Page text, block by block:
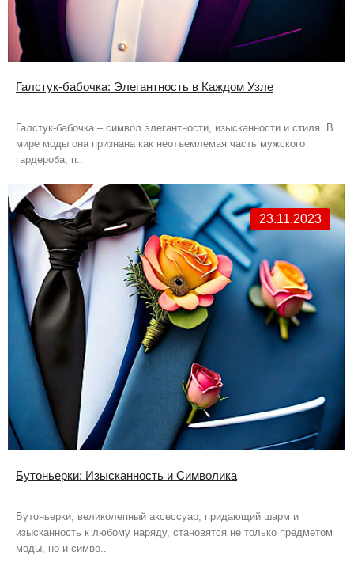
Галстук-бабочка: Элегантность в Каждом Узле
Галстук-бабочка – символ элегантности, изысканности и стиля. В
мире моды она признана как неотъемлемая часть мужского
гардероба, п..
23.11.2023
Бутоньерки: Изысканность и Символика
Бутоньерки, великолепный аксессуар, придающий шарм и
изысканность к любому наряду, становятся не только предметом
моды, но и симво..